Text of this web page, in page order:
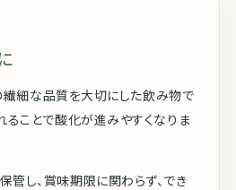
繊細な品質を大切にした飲み物で
ることで酸化が進みやすくなりま
し、賞味期限に関わらず、でき